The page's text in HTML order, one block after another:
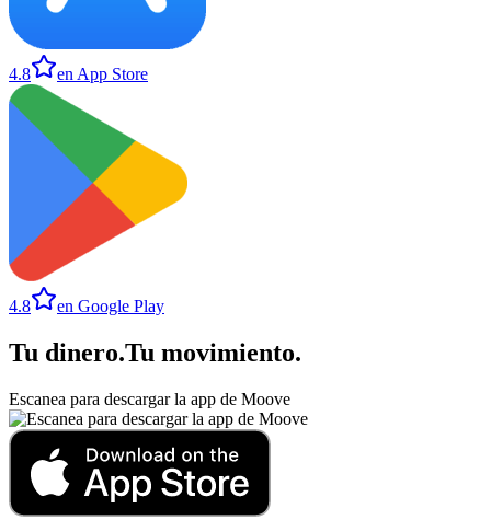
4.8 en App Store
4.8 en Google Play
Tu dinero.Tu movimiento.
Escanea para descargar la app de Moove